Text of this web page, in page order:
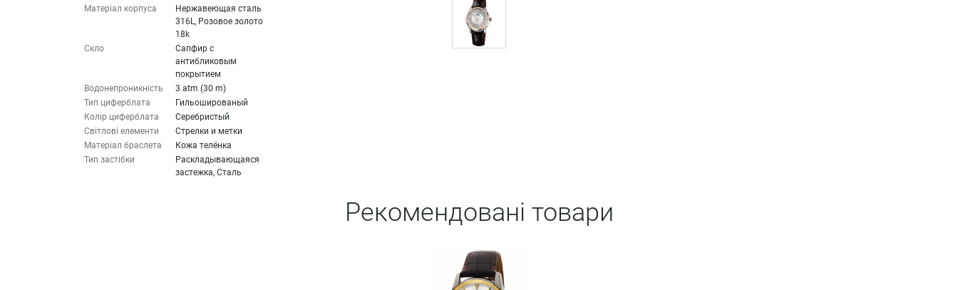
Матеріал корпуса
Нержавеющая сталь
316L, Розовое золото
18k
Скло
Сапфир с
антибликовым
покрытием
Водонепроникність
3 atm (30 m)
Тип циферблата
Гильошированый
Колір циферблата
Серебристый
Світлові елементи
Стрелки и метки
Матеріал браслета
Кожа телёнка
Тип застібки
Раскладывающаяся
застежка, Сталь
Рекомендовані товари